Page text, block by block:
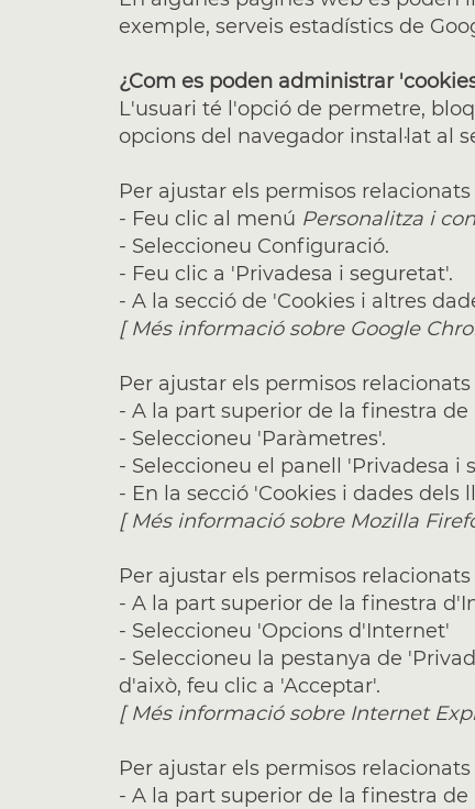
exemple, serveis estadístics de
¿Com es poden administrar
L'usuari té l'opció de permetre,
opcions del navegador instal·lat al
Per ajustar els permisos
- Feu clic al menú Personalitza i
- Seleccioneu Configuració.
- Feu clic a 'Privadesa i seguretat'.
- A la secció de 'Cookies i altres
[Més informació sobre Google
Per ajustar els permisos
- A la part superior de la finestra
- Seleccioneu 'Paràmetres'.
- Seleccioneu el panell 'Privadesa i
- En la secció 'Cookies i dades
[Més informació sobre Mozilla
Per ajustar els permisos
- A la part superior de la finestra
- Seleccioneu 'Opcions d'Internet'
- Seleccioneu la pestanya de
d'això, feu clic a 'Acceptar'.
[Més informació sobre Internet
Per ajustar els permisos
- A la part superior de la finestra